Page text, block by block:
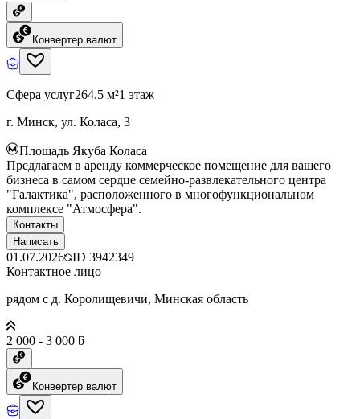
Конвертер валют
Сфера услуг264.5 м²1 этаж
г. Минск, ул. Коласа, 3
Площадь Якуба Коласа
Предлагаем в аренду коммерческое помещение для вашего
бизнеса в самом сердце семейно-развлекательного центра
"Галактика", расположенного в многофункциональном
комплексе "Атмосфера".
Контакты
Написать
01.07.2026 ID 3942349
Контактное лицо
рядом с д. Королищевичи, Минская область
2 000 - 3 000 ƃ
Конвертер валют